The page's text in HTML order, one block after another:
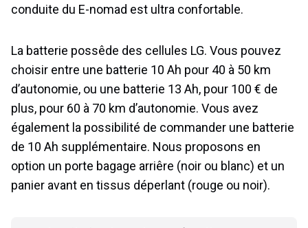
conduite du E-nomad est ultra confortable.
La batterie possêde des cellules LG. Vous pouvez
choisir entre une batterie 10 Ah pour 40 à 50 km
d’autonomie, ou une batterie 13 Ah, pour 100 € de
plus, pour 60 à 70 km d’autonomie. Vous avez
également la possibilité de commander une batterie
de 10 Ah supplémentaire. Nous proposons en
option un porte bagage arriêre (noir ou blanc) et un
panier avant en tissus déperlant (rouge ou noir).